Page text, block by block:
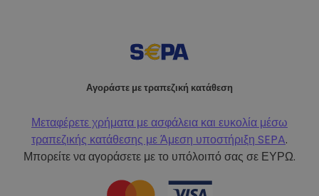
Αγοράστε με τραπεζική κατάθεση
Μεταφέρετε χρήματα με ασφάλεια και ευκολία μέσω
τραπεζικής κατάθεσης μεΆμεση υποστήριξη SEPA.
Μπορείτε να αγοράσετε με το υπόλοιπό σας σε ΕΥΡΩ.